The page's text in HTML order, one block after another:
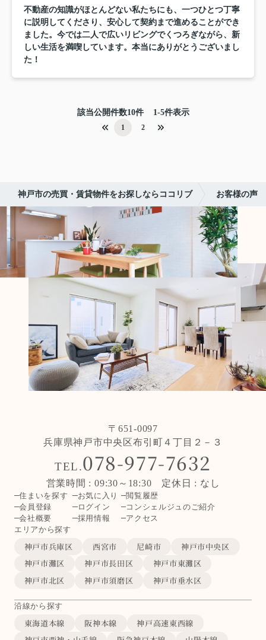
不動産の知識がほとんどない私たちにも、一つひとつ丁寧
に説明してくださり、安心して契約まで進めることができ
ました。今では二人で広いリビングでくつろぎながら、新
しい生活を満喫しています。本当にありがとうございまし
た！
該当公開件数10件1-5件表示
1 2
神戸市の売買・賃貸物件をお探しならココリブ お客様の声
〒651-0097
兵庫県神戸市中央区布引町４丁目２－３
TEL.078-977-7632
営業時間 : 09:30～18:30 定休日 : なし
住まいを探す お気に入り
閲覧履歴
会員登録
ログイン
コンシェルジュのご紹介
会社概要
採用情報
アクセス
エリアから探す
神戸市兵庫区 西宮市 尼崎市
神戸市中央区
神戸市灘区
神戸市長田区
神戸市東灘区
神戸市北区
神戸市須磨区 神戸市垂水区
沿線から探す
東海道本線 阪神本線
神戸高速東西線